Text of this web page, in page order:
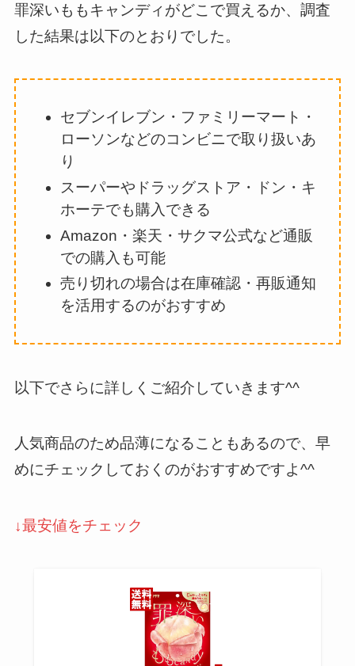
罪深いももキャンディがどこで買えるか、調査
した結果は以下のとおりでした。
セブンイレブン・ファミリーマート・
ローソンなどのコンビニで取り扱いあ
り
スーパーやドラッグストア・ドン・キ
ホーテでも購入できる
Amazon・楽天・サクマ公式など通販
での購入も可能
売り切れの場合は在庫確認・再販通知
を活用するのがおすすめ
以下でさらに詳しくご紹介していきます^^
人気商品のため品薄になることもあるので、早
めにチェックしておくのがおすすめですよ^^
↓最安値をチェック